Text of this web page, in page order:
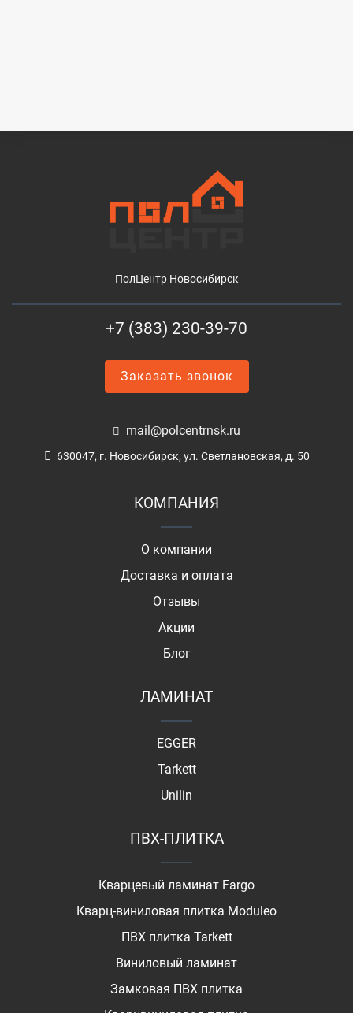
ПолЦентр Новосибирск
+7 (383) 230-39-70
Заказать звонок
mail@polcentrnsk.ru
630047, г. Новосибирск, ул. Светлановская, д. 50
КОМПАНИЯ
О компании
Доставка и оплата
Отзывы
Акции
Блог
ЛАМИНАТ
EGGER
Tarkett
Unilin
ПВХ-ПЛИТКА
Кварцевый ламинат Fargo
Кварц-виниловая плитка Moduleo
ПВХ плитка Tarkett
Виниловый ламинат
Замковая ПВХ плитка